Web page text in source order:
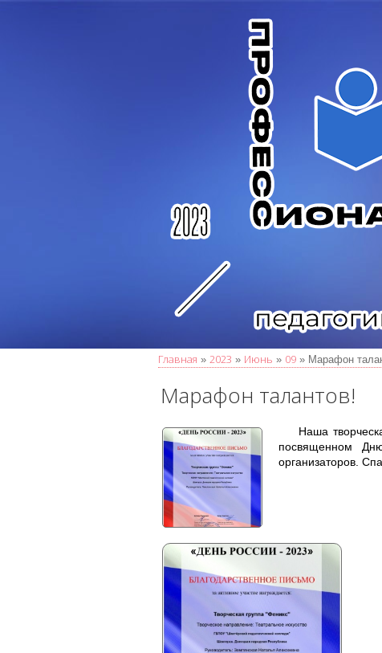
Главная » 2023 » Июнь » 09 » Марафон
Марафон талантов!
Наша
посвященном
организаторов.